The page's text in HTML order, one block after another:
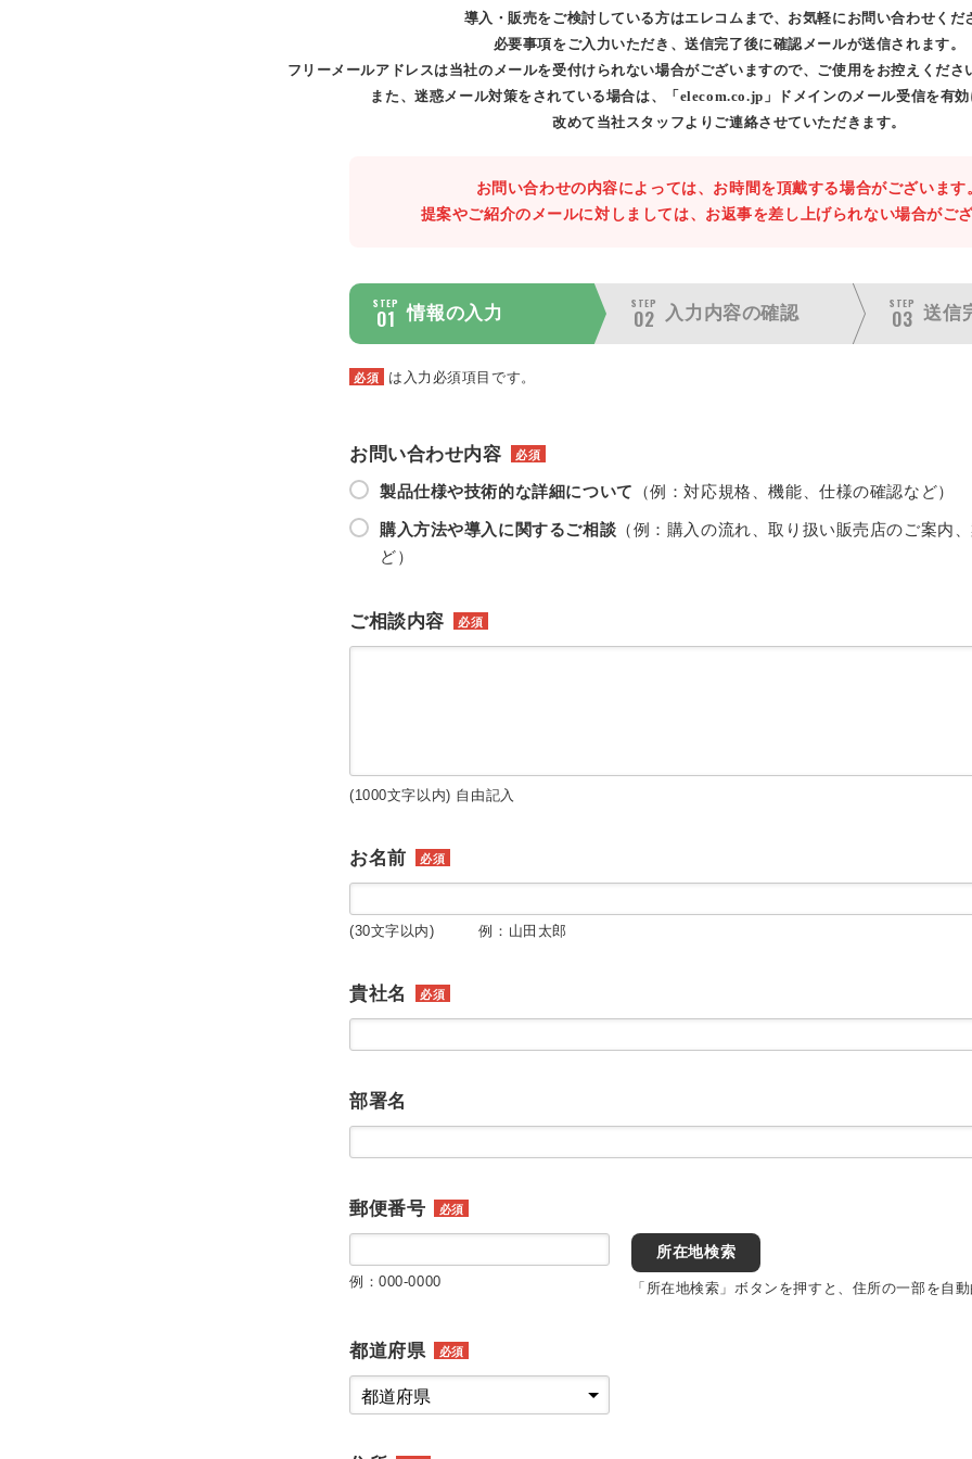
導入・販売をご検討している方はエレコムまで、お気軽にお問い合わせくだ
必要事項をご入力いただき、送信完了後に確認メールが送信されます。
フリーメールアドレスは当社のメールを受付けられない場合がございますので、ご使用をお控えくださ
また、迷惑メール対策をされている場合は、「elecom.co.jp」ドメインのメール受信を有効
改めて当社スタッフよりご連絡させていただきます。
お問い合わせの内容によっては、お時間を頂戴する場合がございます
提案やご紹介のメールに対しましては、お返事を差し上げられない場合がござ
STEP
01 情報の入力
STEP
02 入力内容の確認
STEP
03 送信
必須 は入力必須項目です。
お問い合わせ内容 必須
製品仕様や技術的な詳細について （例：対応規格、機能、仕様の確認など）
購入方法や導入に関するご相談 （例：購入の流れ、取り扱い販売店のご案内
ど）
ご相談内容 必須
(1000文字以内) 自由記入
お名前 必須
(30文字以内) 例：山田太郎
貴社名 必須
部署名
郵便番号 必須
例：000-0000
所在地検索
「所在地検索」ボタンを押すと、住所の一部を自動
都道府県 必須